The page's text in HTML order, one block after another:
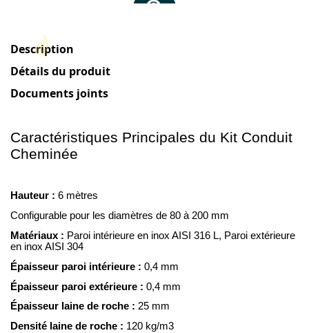
Description
Détails du produit
Documents joints
Caractéristiques Principales du Kit Conduit
Cheminée
Hauteur : 6 mètres
Configurable pour les diamètres de 80 à 200 mm
Matériaux : Paroi intérieure en inox AISI 316 L, Paroi extérieure
en inox AISI 304
Épaisseur paroi intérieure : 0,4 mm
Épaisseur paroi extérieure : 0,4 mm
Épaisseur laine de roche : 25 mm
Densité laine de roche : 120 kg/m3